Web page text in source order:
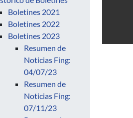
Boletines 2021
Boletines 2022
Boletines 2023
Resumen de
Noticias Fing:
04/07/23
Resumen de
Noticias Fing:
07/11/23